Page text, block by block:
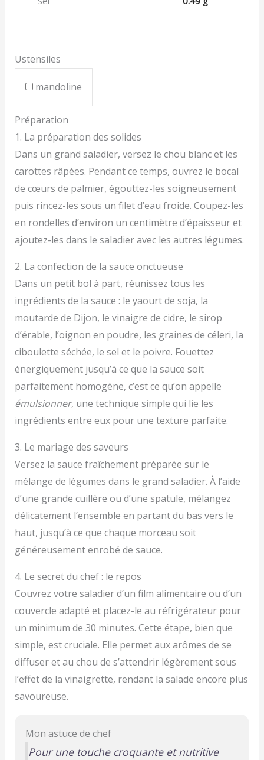
Ustensiles
mandoline
Préparation
1. La préparation des solides
Dans un grand saladier, versez le chou blanc et les
carottes râpées. Pendant ce temps, ouvrez le bocal
de cœurs de palmier, égouttez-les soigneusement
puis rincez-les sous un filet d’eau froide. Coupez-les
en rondelles d’environ un centimètre d’épaisseur et
ajoutez-les dans le saladier avec les autres légumes.
2. La confection de la sauce onctueuse
Dans un petit bol à part, réunissez tous les
ingrédients de la sauce : le yaourt de soja, la
moutarde de Dijon, le vinaigre de cidre, le sirop
d’érable, l’oignon en poudre, les graines de céleri, la
ciboulette séchée, le sel et le poivre. Fouettez
énergiquement jusqu’à ce que la sauce soit
parfaitement homogène, c’est ce qu’on appelle
émulsionner, une technique simple qui lie les
ingrédients entre eux pour une texture parfaite.
3. Le mariage des saveurs
Versez la sauce fraîchement préparée sur le
mélange de légumes dans le grand saladier. À l’aide
d’une grande cuillère ou d’une spatule, mélangez
délicatement l’ensemble en partant du bas vers le
haut, jusqu’à ce que chaque morceau soit
généreusement enrobé de sauce.
4. Le secret du chef : le repos
Couvrez votre saladier d’un film alimentaire ou d’un
couvercle adapté et placez-le au réfrigérateur pour
un minimum de 30 minutes. Cette étape, bien que
simple, est cruciale. Elle permet aux arômes de se
diffuser et au chou de s’attendrir légèrement sous
l’effet de la vinaigrette, rendant la salade encore plus
savoureuse.
Mon astuce de chef
Pour une touche croquante et nutritive